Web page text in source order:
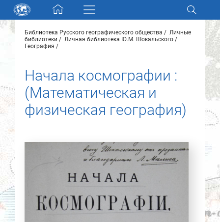
Skip navigation
Разделы и коллекции
Новости
О нас
Контакты
Партнеры
Библиотека Русского географического общества
Личные
библиотеки
Личная библиотека Ю.М. Шокальского
География
Начала космографии :
(Математическая и
физическая география)